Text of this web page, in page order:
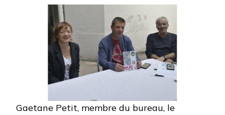
Gaetane Petit, membre du bureau, le